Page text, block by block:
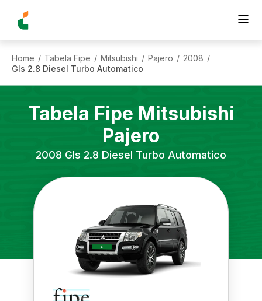
Home / Tabela Fipe / Mitsubishi / Pajero / 2008 /
Gls 2.8 Diesel Turbo Automatico
Tabela Fipe Mitsubishi
Pajero
2008 Gls 2.8 Diesel Turbo Automatico